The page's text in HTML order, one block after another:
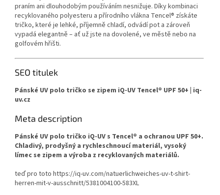
praním ani dlouhodobým používáním nesnižuje. Díky kombinaci
recyklovaného polyesteru a přírodního vlákna Tencel® získáte
tričko, které je lehké, příjemně chladí, odvádí pot a zároveň
vypadá elegantně – ať už jste na dovolené, ve městě nebo na
golfovém hřišti.
SEO titulek
Pánské UV polo tričko se zipem iQ-UV Tencel® UPF 50+ | iq-
uv.cz
Meta description
Pánské UV polo tričko iQ-UV s Tencel® a ochranou UPF 50+.
Chladivý, prodyšný a rychleschnoucí materiál, vysoký
límec se zipem a výroba z recyklovaných materiálů.
teď pro toto https://iq-uv.com/natuerlichweiches-uv-t-shirt-
herren-mit-v-ausschnitt/5381004100-583XL